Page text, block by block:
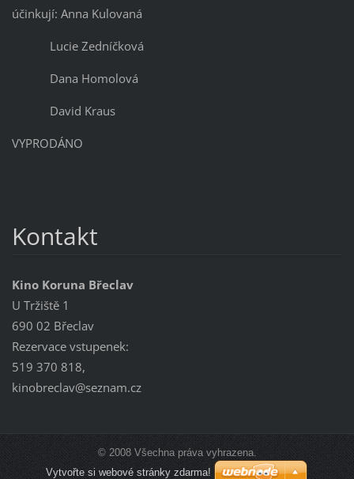
účinkují: Anna Kulovaná
Lucie Zedníčková
Dana Homolová
David Kraus
VYPRODÁNO
Kontakt
Kino Koruna Břeclav
U Tržiště 1
690 02 Břeclav
Rezervace vstupenek:
519 370 818,
kinobreclav@seznam.cz
© 2008 Všechna práva vyhrazena.
Vytvořte si webové stránky zdarma!